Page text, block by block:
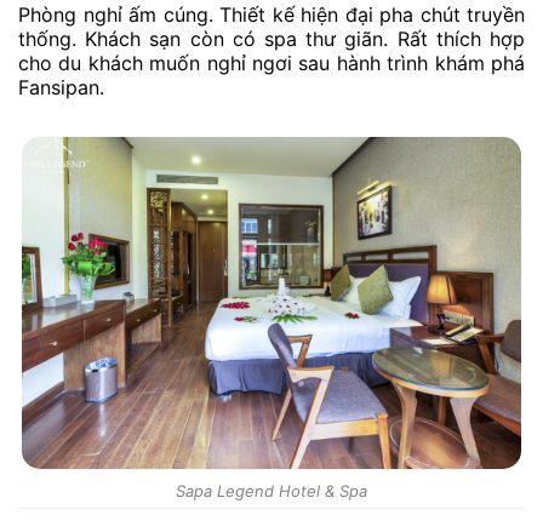
Phòng nghỉ ấm cúng. Thiết kế hiện đại pha chút truyền
thống. Khách sạn còn có spa thư giãn. Rất thích hợp
cho du khách muốn nghỉ ngơi sau hành trình khám phá
Fansipan.
Sapa Legend Hotel & Spa